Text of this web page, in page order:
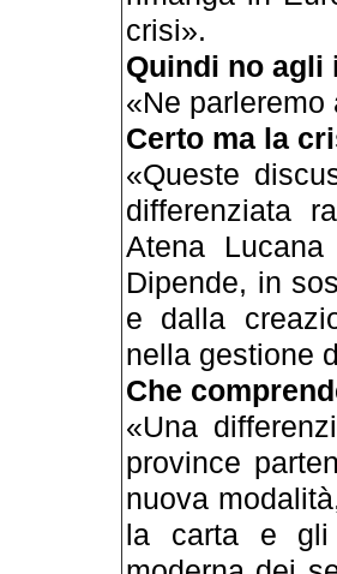
crisi».
Quindi no agli
«Ne
Certo ma la
«Queste
differenziata
Atena
Dipende, in
e dalla
nella gestione
Che
«Una
province
nuova
la carta e gli